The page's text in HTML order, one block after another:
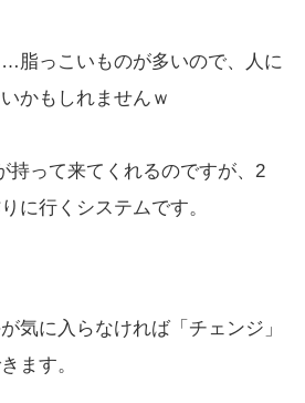
脂っこいものが多いので、人に
かもしれませんｗ
持って来てくれるのですが、2
に行くシステムです。
気に入らなければ「チェンジ」
ます。